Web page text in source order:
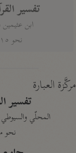
تفسير
ابن عثيمين (١٤٢١
نحو ١٥ مجلدًا
مركَّزة العبارة
تفسير
المحلّي والسيوطي (٨٦٤،
نحو